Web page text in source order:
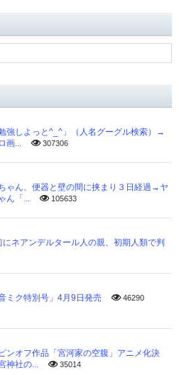
強しよっと^_^」（人名グーグル検索）→
画...
307306
ゃん、便器と壁の間に挟まり３日経過→ヤ
ん「...
105633
にネアンデルタール人の親、初期人類で判
ミク特別号」4月9日発売 46290
ンオフ作品「宮河家の空腹」アニメ化決
神社の...
35014